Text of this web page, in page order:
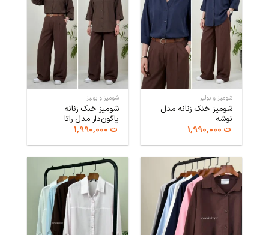
شومیز و بولیز
شومیز خنک زنانه مدل
نوشه
ت1,990,000
شومیز و بولیز
شومیز خنک زنانه
پاگون‌دار مدل راتا
ت1,990,000